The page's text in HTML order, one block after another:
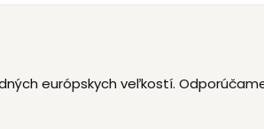
európskych veľkostí.